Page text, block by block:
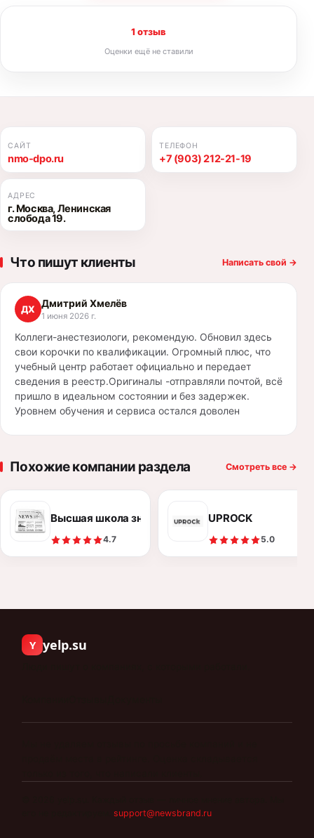
1 отзыв
Оценки ещё не ставили
САЙТ
nmo-dpo.ru
ТЕЛЕФОН
+7 (903) 212-21-19
АДРЕС
г. Москва, Ленинская
слобода 19.
Что пишут клиенты Написать свой →
ДХ Дмитрий Хмелёв
1 июня 2026 г.
Коллеги-анестезиологи, рекомендую. Обновил здесь
свои корочки по квалификации. Огромный плюс, что
учебный центр работает официально и передает
сведения в реестр.Оригиналы -отправляли почтой, всё
пришло в идеальном состоянии и без задержек.
Уровнем обучения и сервиса остался доволен
Похожие компании раздела Смотреть все →
Высшая школа знакомств
4.7
UPROCK
5.0
Y yelp.su
support@newsbrand.ru